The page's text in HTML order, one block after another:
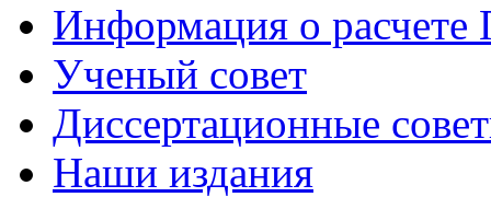
Информация о
Ученый совет
Диссертационные
Наши издания